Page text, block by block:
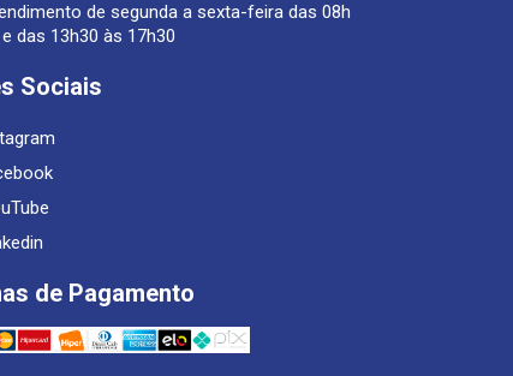
de segunda a sexta-feira das 08h
das 13h30 às 17h30
Sociais
de Pagamento